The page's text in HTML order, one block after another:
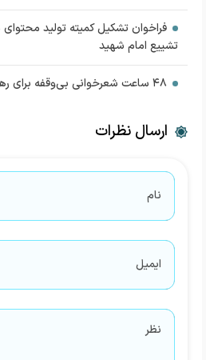
فراخوان تشکیل کمیته تولید محتوای
تشییع امام شهید
۴۸ ساعت شعرخوانی بی‌وقفه برای رهبر شهید
ارسال نظرات